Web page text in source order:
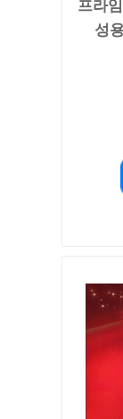
프라
성